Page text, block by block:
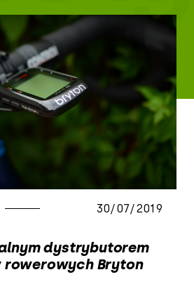
30/07/2019
dystrybutorem
rowerowych Bryton